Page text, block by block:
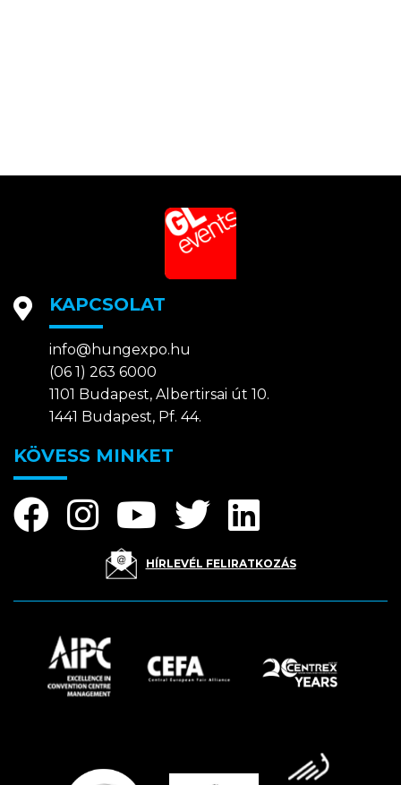
KAPCSOLAT
info@hungexpo.hu
(06 1) 263 6000
1101 Budapest, Albertirsai út 10.
1441 Budapest, Pf. 44.
KÖVESS MINKET
HÍRLEVÉL FELIRATKOZÁS